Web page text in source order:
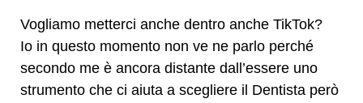
Vogliamo metterci anche dentro anche TikTok?
Io in questo momento non ve ne parlo perché
secondo me è ancora distante dall’essere uno
strumento che ci aiuta a scegliere il Dentista però